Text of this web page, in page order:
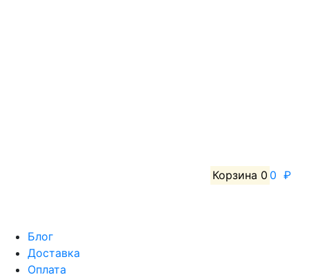
Корзина 0 0 ₽
Блог
Доставка
Оплата